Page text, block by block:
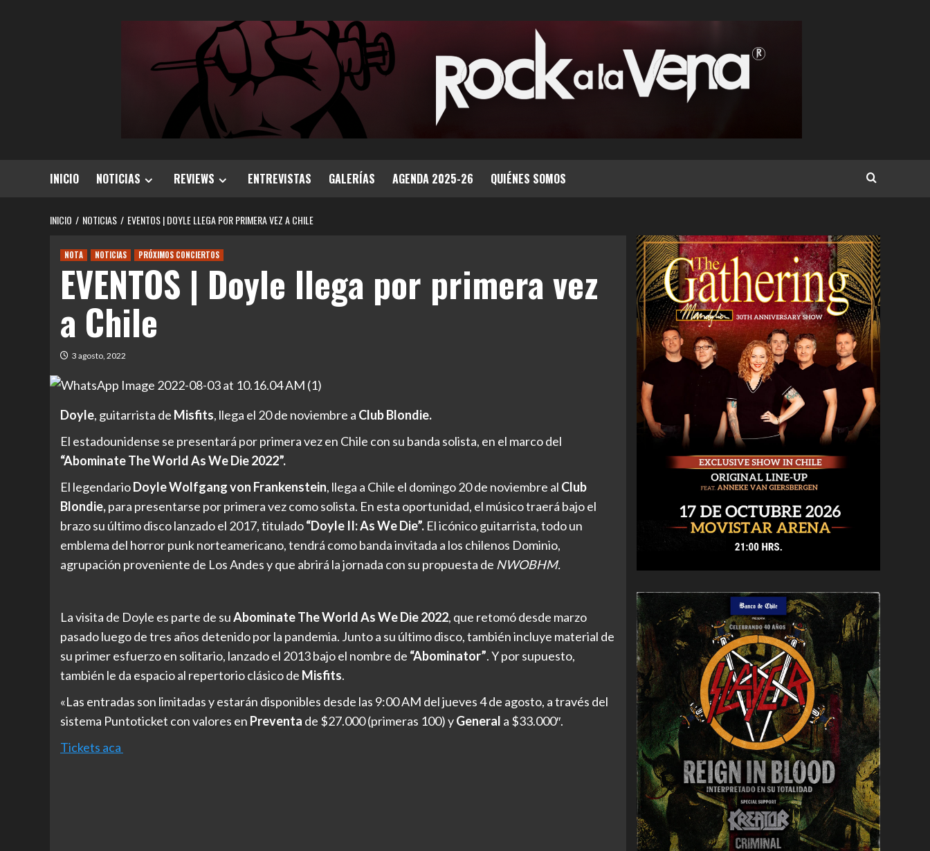
INICIO NOTICIAS REVIEWS ENTREVISTAS GALERÍAS AGENDA 2025-26 QUIÉNES SOMOS
INICIO NOTICIAS EVENTOS | DOYLE LLEGA POR PRIMERA VEZ A CHILE
NOTA NOTICIAS PRÓXIMOS CONCIERTOS
EVENTOS | Doyle llega por primera vez
a Chile
3 agosto, 2022
Doyle, guitarrista de Misfits, llega el 20 de noviembre a Club Blondie.
El estadounidense se presentará por primera vez en Chile con su banda solista, en el marco del
“Abominate The World As We Die 2022”.
El legendarioDoyle Wolfgang von Frankenstein, llega a Chile el domingo 20 de noviembre al Club
Blondie,para presentarse por primera vez como solista. En esta oportunidad, el músico traerá bajo el
brazo su último disco lanzado el 2017, titulado“Doyle II: As We Die”. El icónico guitarrista, todo un
emblema del horror punk norteamericano, tendrá como banda invitada a los chilenos Dominio,
agrupación proveniente de Los Andes y que abrirá la jornada con su propuesta de NWOBHM.
La visita de Doyle es parte de suAbominate The World As We Die 2022, que retomó desde marzo
pasado luego de tres años detenido por la pandemia. Junto a su último disco, también incluye material de
su primer esfuerzo en solitario, lanzado el 2013 bajo el nombre de “Abominator”. Y por supuesto,
también le da espacio al repertorio clásico de Misfits.
«Las entradas son limitadas y estarán disponibles desde las 9:00 AM del jueves 4 de agosto, a través del
sistema Puntoticket con valores en Preventa de $27.000 (primeras 100) yGeneral a $33.000″.
Tickets aca